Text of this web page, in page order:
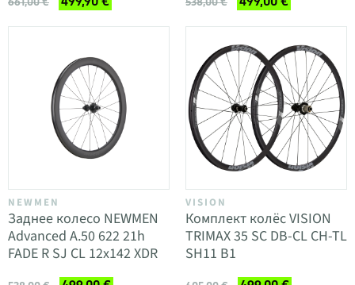
NEWMEN
Заднее колесо NEWMEN
Advanced A.50 622 21h
FADE R SJ CL 12x142 XDR
VISION
Комплект колёс VISION
TRIMAX 35 SC DB-CL CH-TL
SH11 B1